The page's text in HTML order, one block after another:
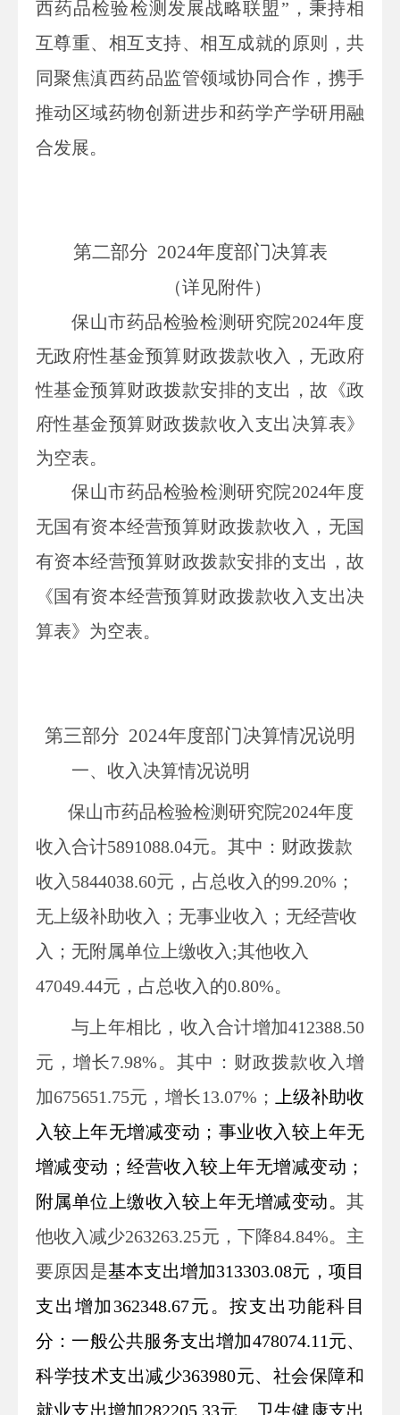
西药品检验检测发展战略联盟”，秉持相
互尊重、相互支持、相互成就的原则，共
同聚焦滇西药品监管领域协同合作，携手
推动区域药物创新进步和药学产学研用融
合发展。
第二部分 2024年度部门决算表
（详见附件）
保山市药品检验检测研究院2024年度
无政府性基金预算财政拨款收入，无政府
性基金预算财政拨款安排的支出，故《政
府性基金预算财政拨款收入支出决算表》
为空表。
保山市药品检验检测研究院2024年度
无国有资本经营预算财政拨款收入，无国
有资本经营预算财政拨款安排的支出，故
《国有资本经营预算财政拨款收入支出决
算表》为空表。
第三部分 2024年度部门决算情况说明
一、收入决算情况说明
保山市药品检验检测研究院2024年度
收入合计5891088.04元。其中：财政拨款
收入5844038.60元 ，占总收入的99.20%；
无上级补助收入；无事业收入；无经营收
入；无附属单位上缴收入 ;其他收入
47049.44元 ，占总收入的0.80%。
与上年相比， 收入合计增加412388.50
元，增长7.98%。其中： 财政拨款收入增
加675651.75元，增长13.07% ；
上级补助收
入较上年无增减变动；事业收入较上年无
增减变动；经营收入较上年无增减变动；
附属单位上缴收入较上年无增减变动。其
他收入减少263263.25元， 下降84.84%。 主
要原因是基本支出增加313303.08元，项目
支出增加362348.67元。按支出功能科目
分 ：一般公共服务支出增加478074.11元、
科学技术支出减少363980元、 社会保障和
就业支出增加282205.33元、卫生健康支出